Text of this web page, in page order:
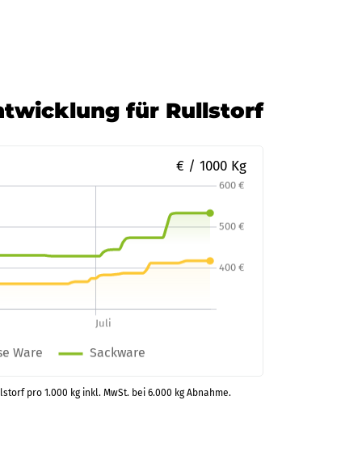
für Rullstorf
€ / 1000 Kg
pro 1.000 kg inkl. MwSt. bei 6.000 kg Abnahme.